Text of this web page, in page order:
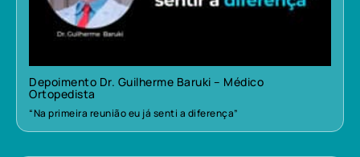
Depoimento Dr. Guilherme Baruki – Médico
Ortopedista
“Na primeira reunião eu já senti a diferença”